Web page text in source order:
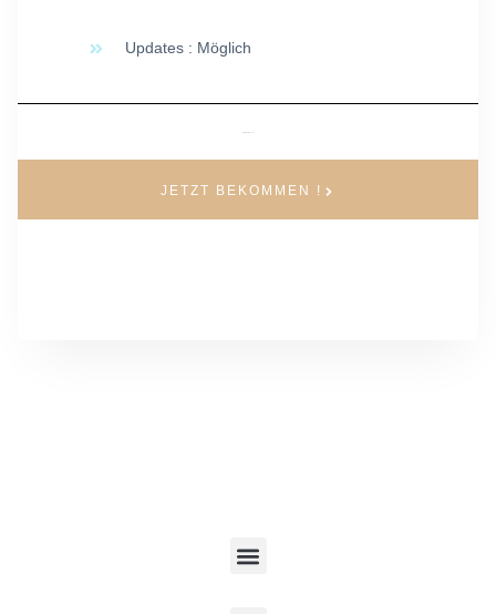
Updates : Möglich
JETZT BEKOMMEN !